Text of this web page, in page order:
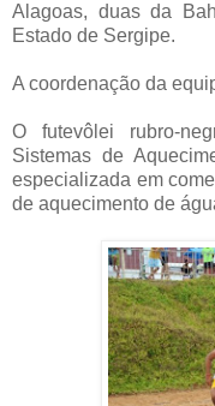
Alagoas, duas da
Estado de Sergipe.
A coordenação da
O futevôlei rubro-
Sistemas de
especializada em
de aquecimento de